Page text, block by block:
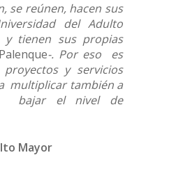
se reúnen, hacen sus
del Adulto
y tienen sus propias
-. Por eso es
y servicios
multiplicar también a
bajar el nivel de
Mayor